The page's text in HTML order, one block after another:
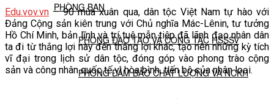
PHÒNG BAN
PHÒNG ĐÀO TẠO VÀ CÔNG TÁC HSSSV
PHÒNG ĐẢM BẢO CHẤT LƯỢNG VÀ NCKH
Edu.vov.vn – 90 mùa xuân qua, dân tộc Việt Nam tự hào với
Đảng Cộng sản kiên trung với Chủ nghĩa Mác-Lênin, tư tưởng
Hồ Chí Minh, bản lĩnh và trí tuệ mẫn tiệp đã lãnh đạo nhân dân
ta đi từ thắng lợi này đến thắng lợi khác, tạo nên những kỳ tích
vĩ đại trong lịch sử dân tộc, đóng góp vào phong trào cộng
sản và công nhân quốc tế vì hòa bình, tiến bộ của nhân loại.